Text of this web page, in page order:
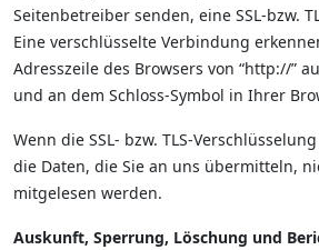
Seitenbetreiber senden, eine SSL-bzw.
Eine verschlüsselte Verbindung
Adresszeile des Browsers von “http://”
und an dem Schloss-Symbol in Ihrer
Wenn die SSL- bzw. TLS-
die Daten, die Sie an uns übermitteln,
mitgelesen werden.
Auskunft, Sperrung, Löschung und